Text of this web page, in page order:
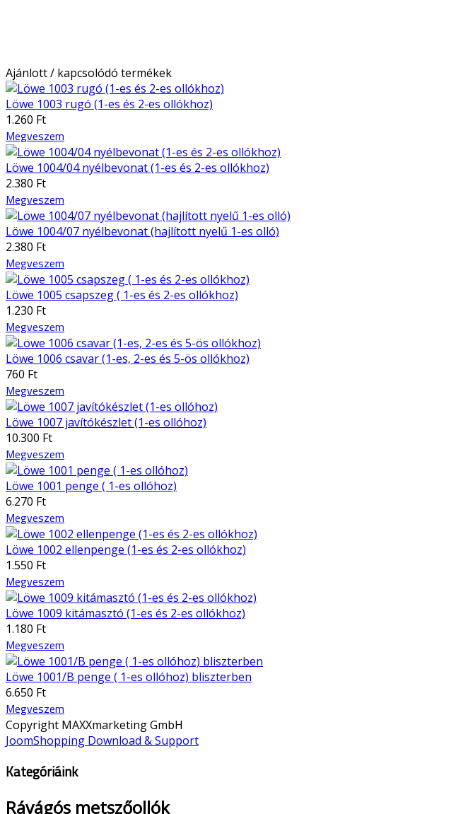
Ajánlott / kapcsolódó termékek
Löwe 1003 rugó (1-es és 2-es ollókhoz)
1.260 Ft
Megveszem
Löwe 1004/04 nyélbevonat (1-es és 2-es ollókhoz)
2.380 Ft
Megveszem
Löwe 1004/07 nyélbevonat (hajlított nyelű 1-es olló)
2.380 Ft
Megveszem
Löwe 1005 csapszeg ( 1-es és 2-es ollókhoz)
1.230 Ft
Megveszem
Löwe 1006 csavar (1-es, 2-es és 5-ös ollókhoz)
760 Ft
Megveszem
Löwe 1007 javítókészlet (1-es ollóhoz)
10.300 Ft
Megveszem
Löwe 1001 penge ( 1-es ollóhoz)
6.270 Ft
Megveszem
Löwe 1002 ellenpenge (1-es és 2-es ollókhoz)
1.550 Ft
Megveszem
Löwe 1009 kitámasztó (1-es és 2-es ollókhoz)
1.180 Ft
Megveszem
Löwe 1001/B penge ( 1-es ollóhoz) bliszterben
6.650 Ft
Megveszem
Copyright MAXXmarketing GmbH
JoomShopping Download & Support
Kategóriáink
Rávágós metszőollók